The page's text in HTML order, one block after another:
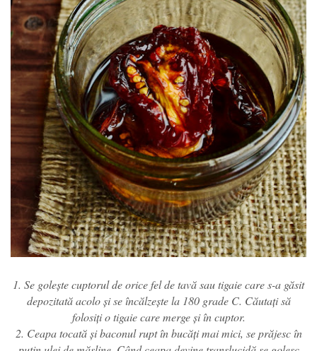
1. Se golește cuptorul de orice fel de tavă sau tigaie care s-a găsit
depozitată acolo și se încălzește la 180 grade C. Căutați să
folosiți o tigaie care merge și în cuptor.
2. Ceapa tocată și baconul rupt în bucăți mai mici, se prăjesc în